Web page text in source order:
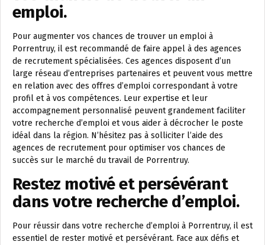
emploi.
Pour augmenter vos chances de trouver un emploi à
Porrentruy, il est recommandé de faire appel à des agences
de recrutement spécialisées. Ces agences disposent d’un
large réseau d’entreprises partenaires et peuvent vous mettre
en relation avec des offres d’emploi correspondant à votre
profil et à vos compétences. Leur expertise et leur
accompagnement personnalisé peuvent grandement faciliter
votre recherche d’emploi et vous aider à décrocher le poste
idéal dans la région. N’hésitez pas à solliciter l’aide des
agences de recrutement pour optimiser vos chances de
succès sur le marché du travail de Porrentruy.
Restez motivé et persévérant
dans votre recherche d’emploi.
Pour réussir dans votre recherche d’emploi à Porrentruy, il est
essentiel de rester motivé et persévérant. Face aux défis et